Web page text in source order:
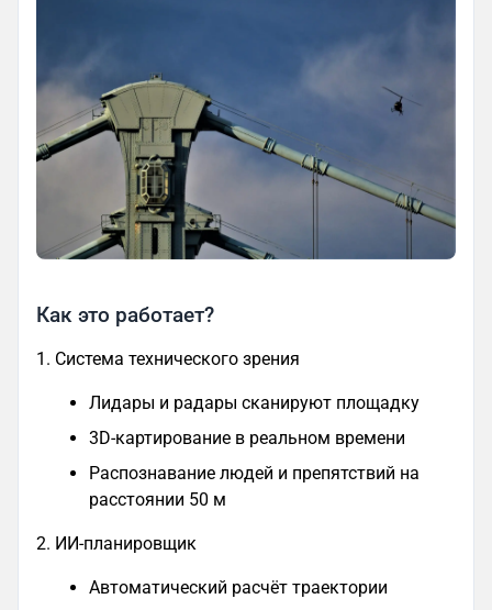
Как это работает?
1. Система технического зрения
Лидары и радары сканируют площадку
3D-картирование в реальном времени
Распознавание людей и препятствий на
расстоянии 50 м
2. ИИ-планировщик
Автоматический расчёт траектории